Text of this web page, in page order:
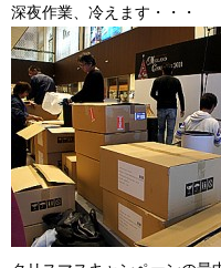
深夜作業、冷えます・・・